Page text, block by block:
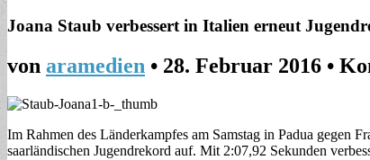
Joana Staub verbessert in Italien erneut
von aramedien • 28. Februar 2016 •
Im Rahmen des Länderkampfes am Samstag in Padua gegen
saarländischen Jugendrekord auf. Mit 2:07,92 Sekunden